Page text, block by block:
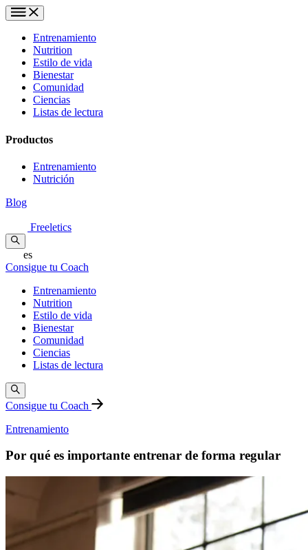
Entrenamiento
Nutrition
Estilo de vida
Bienestar
Comunidad
Ciencias
Listas de lectura
Productos
Entrenamiento
Nutrición
Blog
Freeletics
es
Consigue tu Coach
Entrenamiento
Nutrition
Estilo de vida
Bienestar
Comunidad
Ciencias
Listas de lectura
Consigue tu Coach
Entrenamiento
Por qué es importante entrenar de forma regular